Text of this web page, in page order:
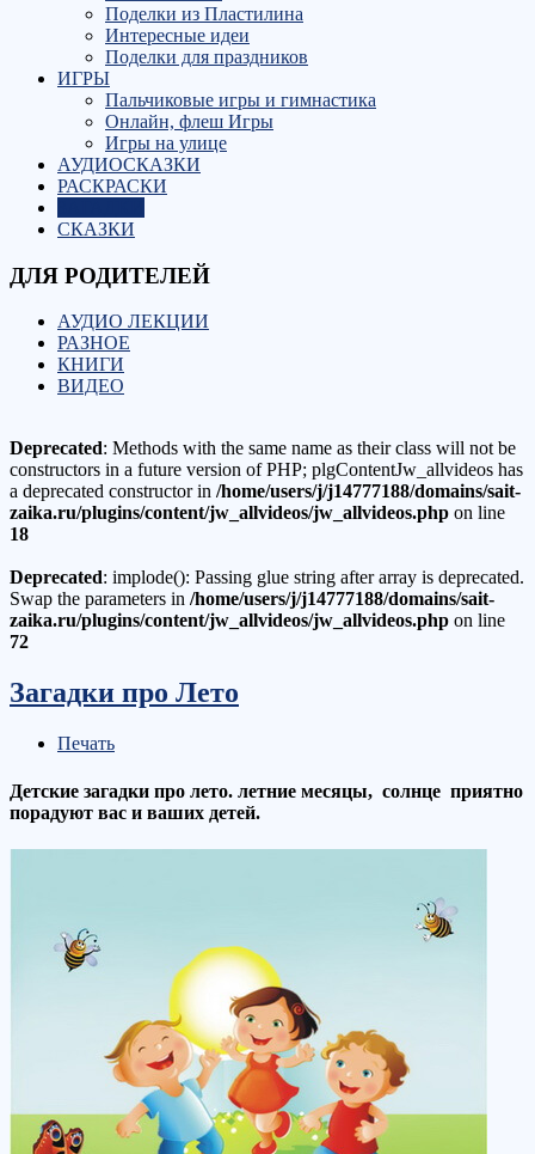
Поделки из Пластилина
Интересные идеи
Поделки для праздников
ИГРЫ
Пальчиковые игры и гимнастика
Онлайн, флеш Игры
Игры на улице
АУДИОСКАЗКИ
РАСКРАСКИ
СКАЗКИ
ДЛЯ РОДИТЕЛЕЙ
АУДИО ЛЕКЦИИ
РАЗНОЕ
КНИГИ
ВИДЕО
Deprecated: Methods with the same name as their class will not be
constructors in a future version of PHP; plgContentJw_allvideos has
a deprecated constructor in /home/users/j/j14777188/domains/sait-
zaika.ru/plugins/content/jw_allvideos/jw_allvideos.php on line
18
Deprecated: implode(): Passing glue string after array is deprecated.
Swap the parameters in /home/users/j/j14777188/domains/sait-
zaika.ru/plugins/content/jw_allvideos/jw_allvideos.php on line
72
Загадки про Лето
Печать
Детские загадки про лето. летние месяцы, солнце приятно
порадуют вас и ваших детей.